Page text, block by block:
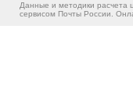
Данные и методики расчета
сервисом Почты России.